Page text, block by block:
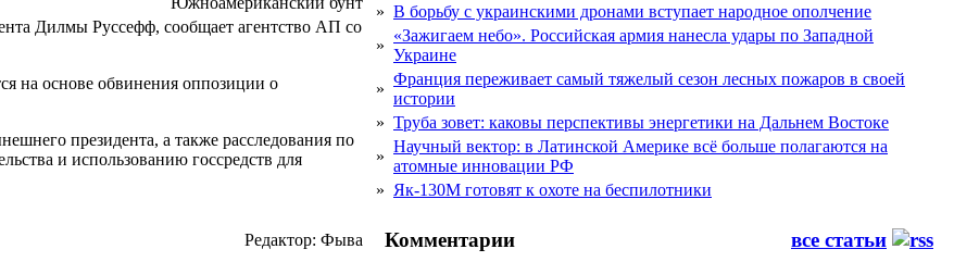
Дилмы Руссефф, сообщает агентство АП со
на основе обвинения оппозиции о
президента, а также расследования по
и использованию госсредств для
Редактор: Фыва
» В борьбу с украинскими дронами вступает народное ополчение
»
«Зажигаем небо». Российская армия нанесла удары по Западной
Украине
»
Франция переживает самый тяжелый сезон лесных пожаров в своей
истории
» Труба зовет: каковы перспективы энергетики на Дальнем Востоке
»
Научный вектор: в Латинской Америке всё больше полагаются на
атомные инновации РФ
» Як-130М готовят к охоте на беспилотники
Комментарии все статьи